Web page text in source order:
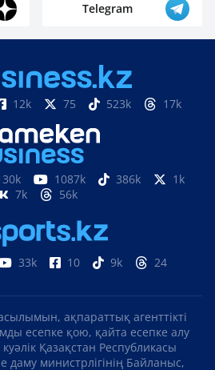
Telegram
12k 75 523k 17k
1087k 386k
1k
7k
56k
33k 10 9k 24
ақпараттық агенттікті
есепке қою, қайта есепке алу
Қазақстан Республикасы
даму министрлігінің Байланыс,